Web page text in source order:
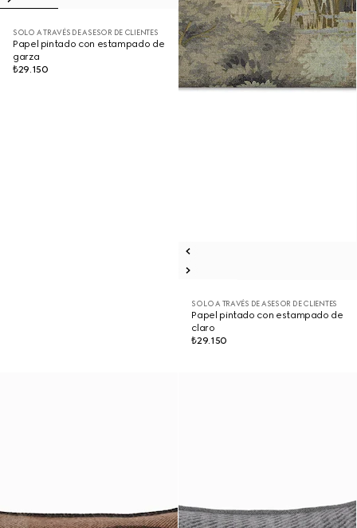
SOLO A TRAVÉS DE ASESOR DE CLIENTES
Papel pintado con estampado de
garza
₺29.150
SOLO A TRAVÉS DE ASESOR DE CLIENTES
Papel pintado con estampado de
claro
₺29.150